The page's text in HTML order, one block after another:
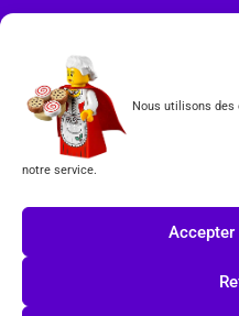
Nous utilisons
notre service.
marque déposée par The LEGO Group. Les
en restent les propriétaires. Tous droits réservés.